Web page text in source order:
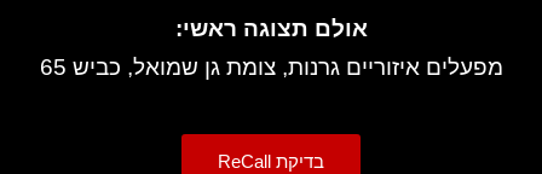
אולם תצוגה ראשי:
מפעלים איזוריים גרנות, צומת גן שמואל, כביש 65
בדיקת ReCall